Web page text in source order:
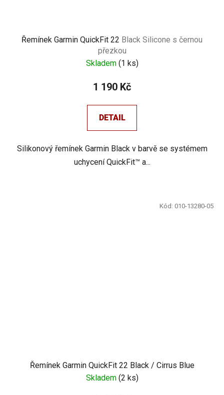
Řemínek Garmin QuickFit 22 Black Silicone s černou
přezkou
Skladem (1 ks)
1 190 Kč
DETAIL
Silikonový řemínek Garmin Black v barvě se systémem
uchycení QuickFit™ a...
Řemínek Garmin QuickFit 22 Black / Cirrus Blue
Skladem (2 ks)
Kód: 010-13280-05